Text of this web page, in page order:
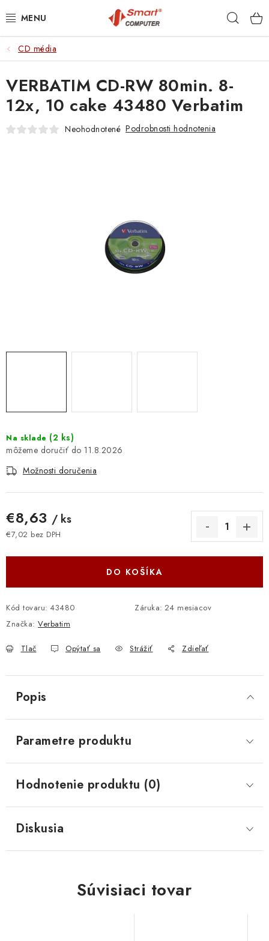
na
NOTEBOOKY
MOBILNÉ ZARIADENIA
PC A KOMPONENTY
ZNAČKY
Obchodné podmienky
Ochrana osobných údajov
Formuláre na stiahnutie
CD média
Na sklade (2 ks)
11.8.2026
Možnosti doručenia
€8,63 / ks
€7,02 bez DPH
DO KOŠÍKA
Kód tovaru: 43480 Záruka: 24 mesiacov
Značka: Verbatim
Tlač Opýtať sa Strážiť Zdieľať
VERBATIM CD-RW 80min. 8-
12x, 10 cake 43480 Verbatim
Neohodnotené Podrobnosti hodnotenia
Popis
Parametre produktu
Hodnotenie produktu (0)
Diskusia
Súvisiaci tovar